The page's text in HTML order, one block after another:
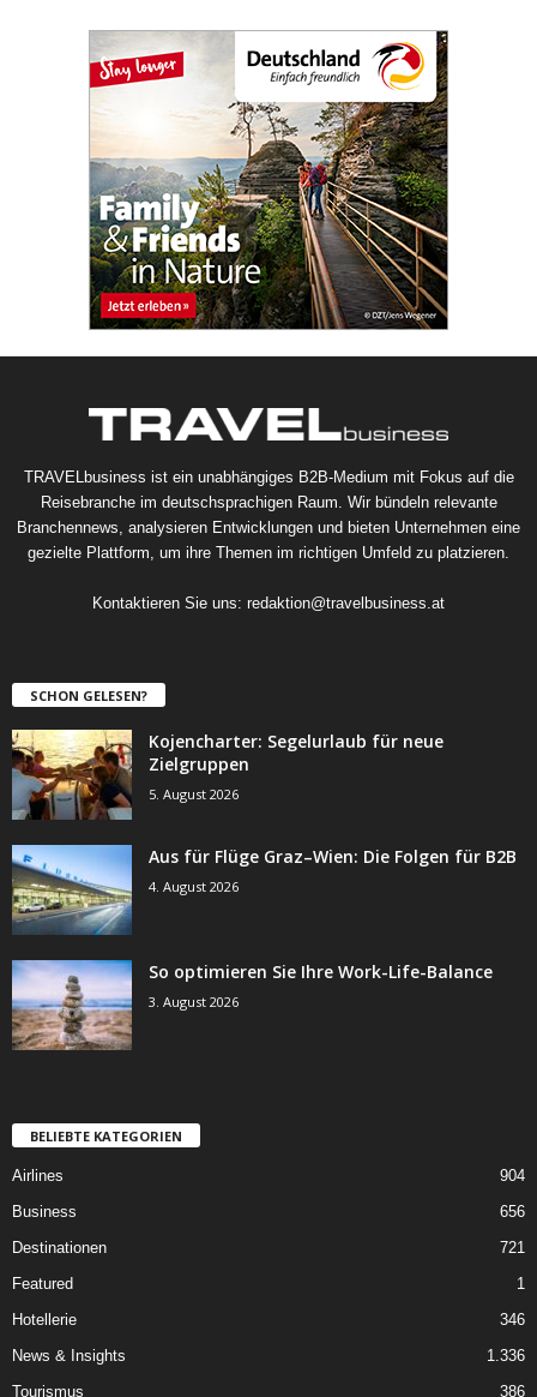
TRAVELbusiness ist ein unabhängiges B2B-Medium mit Fokus auf die
Reisebranche im deutschsprachigen Raum. Wir bündeln relevante
Branchennews, analysieren Entwicklungen und bieten Unternehmen eine
gezielte Plattform, um ihre Themen im richtigen Umfeld zu platzieren.
Kontaktieren Sie uns: redaktion@travelbusiness.at
SCHON GELESEN?
Kojencharter: Segelurlaub für neue
Zielgruppen
5. August 2026
Aus für Flüge Graz–Wien: Die Folgen für B2B
4. August 2026
So optimieren Sie Ihre Work-Life-Balance
3. August 2026
BELIEBTE KATEGORIEN
Airlines
904
Business
656
Destinationen
721
Featured
1
Hotellerie
346
News & Insights
1.336
Tourismus
386